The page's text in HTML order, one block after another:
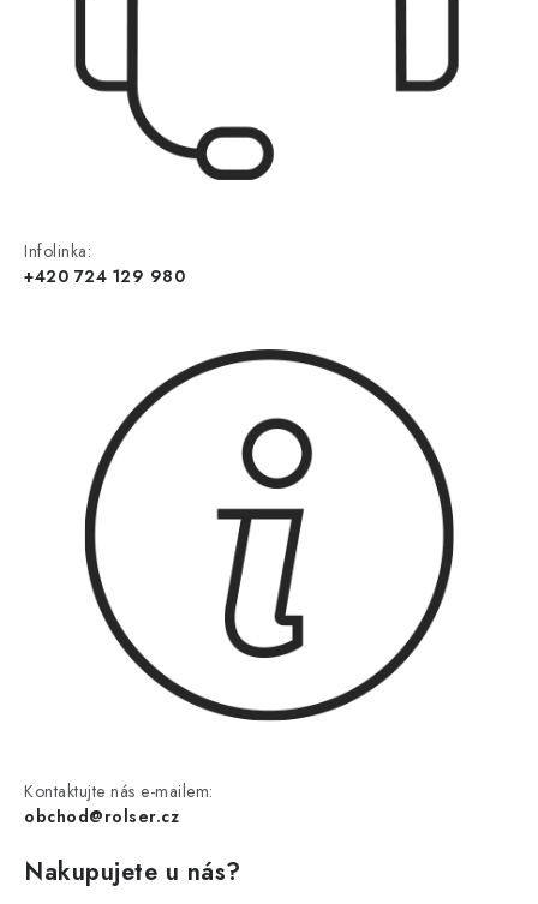
Infolinka:
+420 724 129 980
Kontaktujte nás e-mailem:
obchod@rolser.cz
Nakupujete u nás?